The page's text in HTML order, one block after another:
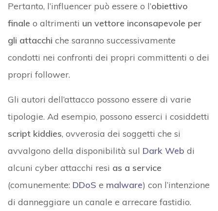
Pertanto, l’influencer può essere o l’obiettivo
finale o altrimenti un vettore inconsapevole per
gli attacchi che saranno successivamente
condotti nei confronti dei propri committenti o dei
propri follower.
Gli autori dell’attacco possono essere di varie
tipologie. Ad esempio, possono esserci i cosiddetti
script kiddies, ovverosia dei soggetti che si
avvalgono della disponibilità sul Dark Web di
alcuni cyber attacchi resi as a service
(comunemente: DDoS e malware) con l’intenzione
di danneggiare un canale e arrecare fastidio.